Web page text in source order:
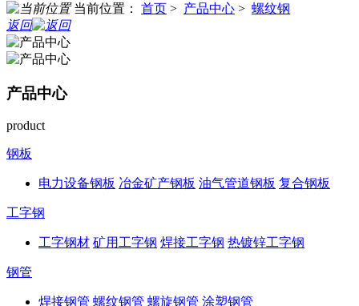
当前位置： 首页 > 产品中心 > 螺纹钢
返回
产品中心
product
钢板
电力设备钢板 冶金矿产钢板 油气管道钢板 复合钢板
工字钢
工字钢材 矿用工字钢 焊接工字钢 热镀锌工字钢
钢管
焊接钢管 螺纹钢管 螺旋钢管 涂塑钢管